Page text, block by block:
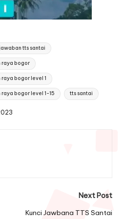
tts santai
raya bogor
bogor level 1
bogor level 1-15 tts santai
Next Post
Kunci Jawbana TTS Santai